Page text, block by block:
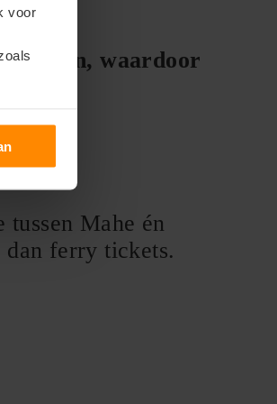
voor
zijn, waardoor
Mahe én
ferry tickets.